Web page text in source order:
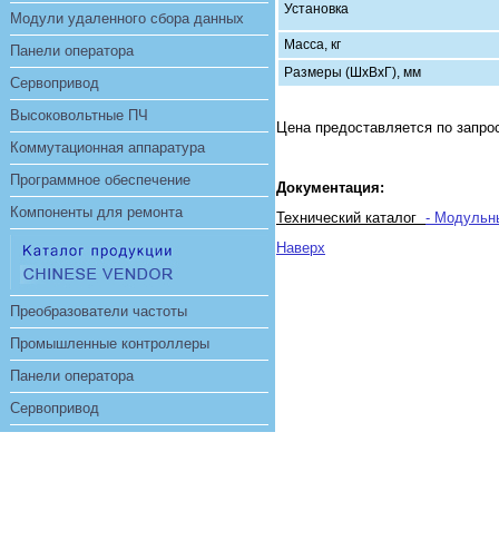
Модули удаленного сбора данных
Панели оператора
Сервопривод
Высоковольтные ПЧ
Коммутационная аппаратура
Программное обеспечение
Компоненты для ремонта
Преобразователи частоты
Промышленные контроллеры
Панели оператора
Сервопривод
Установка
Масса, кг
Размеры (ШхВхГ), мм
Цена предоставляется по
Документация:
Технический каталог -
Наверх